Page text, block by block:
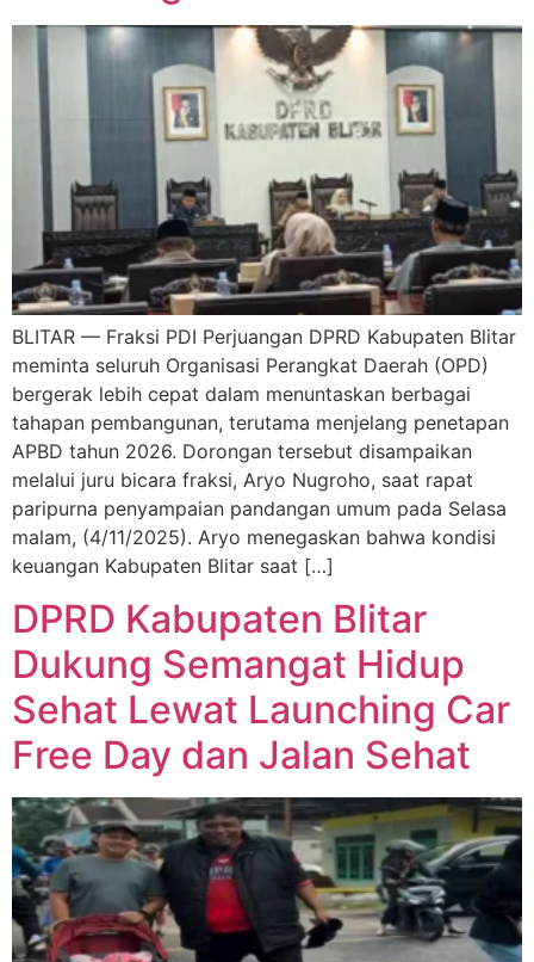
BLITAR — Fraksi PDI Perjuangan DPRD Kabupaten Blitar
meminta seluruh Organisasi Perangkat Daerah (OPD)
bergerak lebih cepat dalam menuntaskan berbagai
tahapan pembangunan, terutama menjelang penetapan
APBD tahun 2026. Dorongan tersebut disampaikan
melalui juru bicara fraksi, Aryo Nugroho, saat rapat
paripurna penyampaian pandangan umum pada Selasa
malam, (4/11/2025). Aryo menegaskan bahwa kondisi
keuangan Kabupaten Blitar saat […]
DPRD Kabupaten Blitar
Dukung Semangat Hidup
Sehat Lewat Launching Car
Free Day dan Jalan Sehat